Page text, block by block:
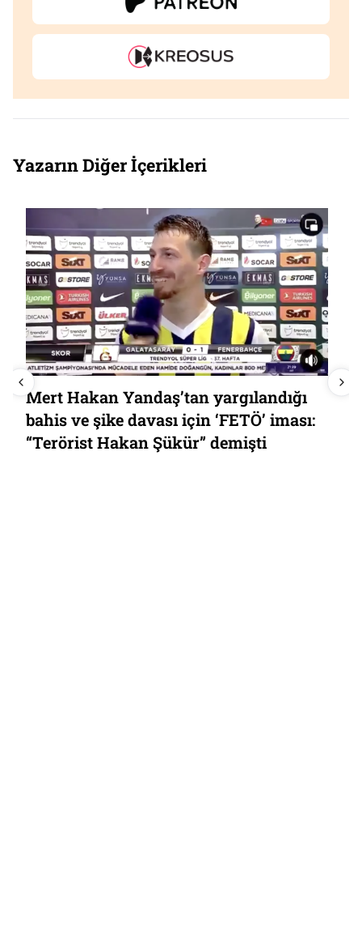
Yazarın Diğer İçerikleri
PORTRE | Erdoğan’ın CHP’ye “cuntacı”
cevabında anısını anlattığı Ahmet Er:
27 Mayıs’ın Milli Birlik Komitesi üyesi